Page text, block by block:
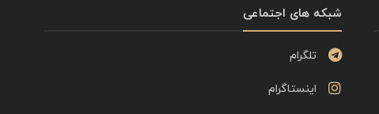
شبکه های اجتماعی
تلگرام
اینستاگرام